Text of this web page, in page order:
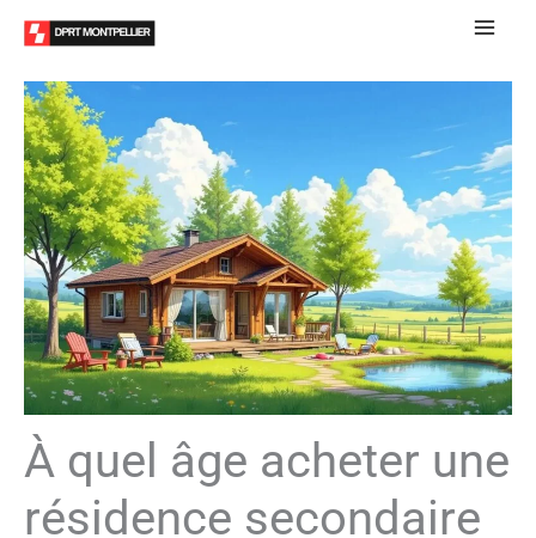
Aller
contenu
À quel âge acheter une
résidence secondaire